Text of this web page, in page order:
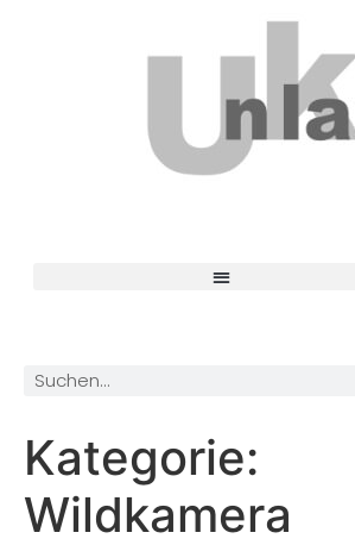
Kategorie:
Wildkamera